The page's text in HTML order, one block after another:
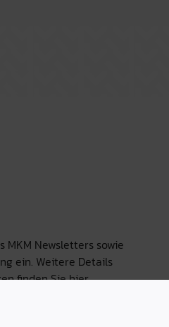
MKM Newsletters sowie
ein. Weitere Details
finden Siehier.